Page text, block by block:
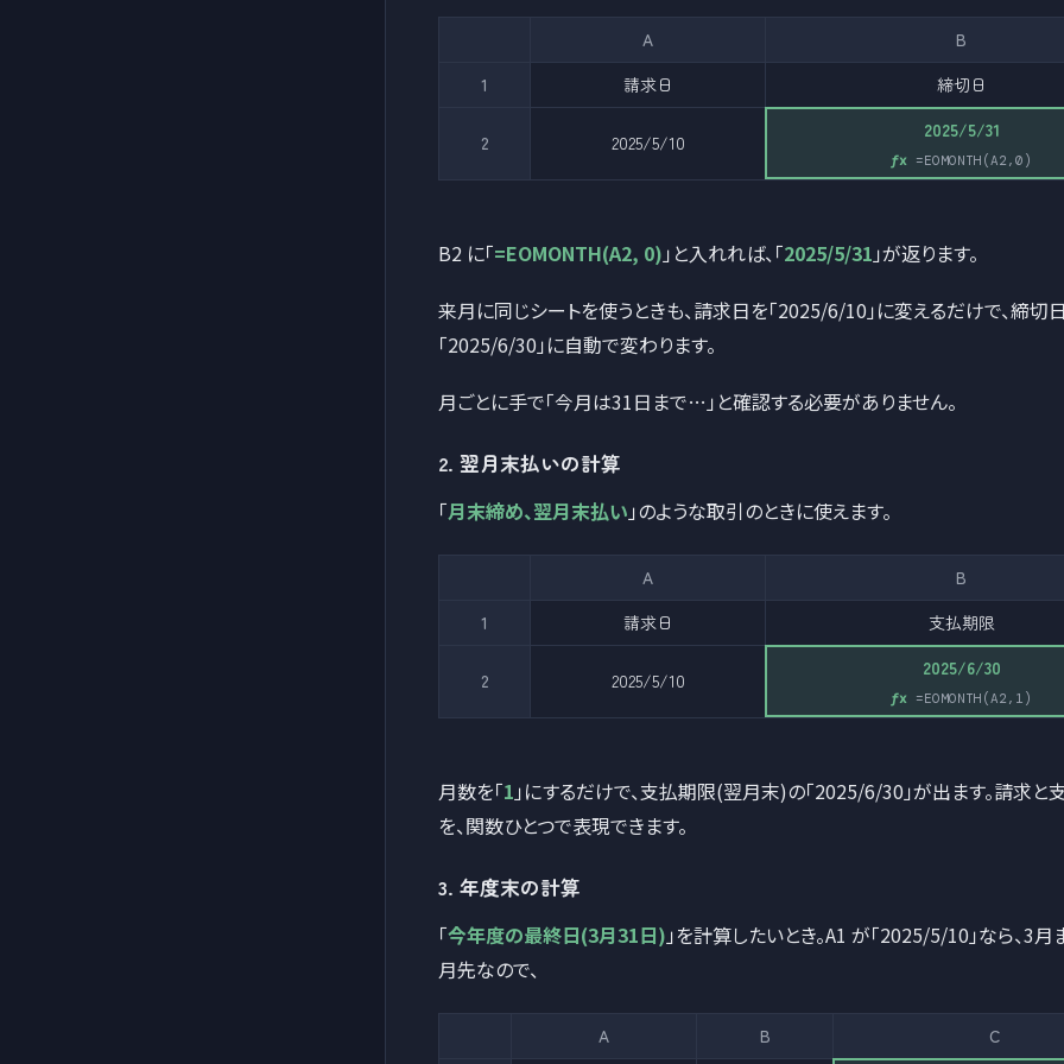
A
B
1
請求日 締切日
2 2025/5/10
2025/5/31
=EOMONTH(A2,0)
B2 に「=EOMONTH(A2, 0) 」と入れれば、「2025/5/31 」が返ります。
来月に同じシートを使うときも、請求日を「2025/6/10」に変えるだけで、締切
「2025/6/30」に自動で変わります。
月ごとに手で「今月は31日まで…」と確認する必要がありません。
2. 翌月末払いの計算
「月末締め、翌月末払い 」のような取引のときに使えます。
A
B
1
請求日 支払期限
2 2025/5/10
2025/6/30
=EOMONTH(A2,1)
月数を「1 」にするだけで、支払期限(翌月末)の「2025/6/30」が出ます。請求と
を、関数ひとつで表現できます。
3. 年度末の計算
「今年度の最終日(3月31日) 」を計算したいとき。A1 が「2025/5/10」なら、3
月先なので、
A B C